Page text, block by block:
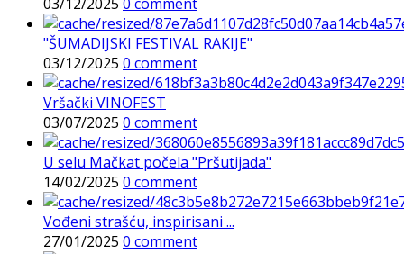
"ŠUMADIJSKI FESTIVAL RAKIJE"
03/12/2025 0 comment
Vršački VINOFEST
03/07/2025 0 comment
U selu Mačkat počela "Pršutijada"
14/02/2025 0 comment
Vođeni strašću, inspirisani ...
27/01/2025 0 comment